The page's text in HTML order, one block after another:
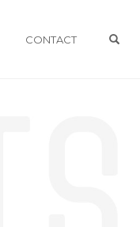
CONTACT